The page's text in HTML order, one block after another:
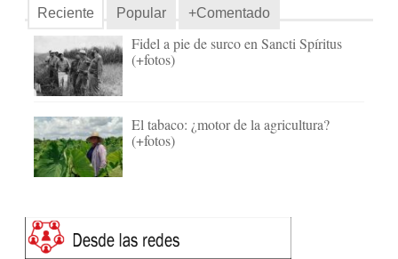
Reciente Popular +Comentado
Fidel a pie de surco en Sancti Spíritus
(+fotos)
El tabaco: ¿motor de la agricultura?
(+fotos)